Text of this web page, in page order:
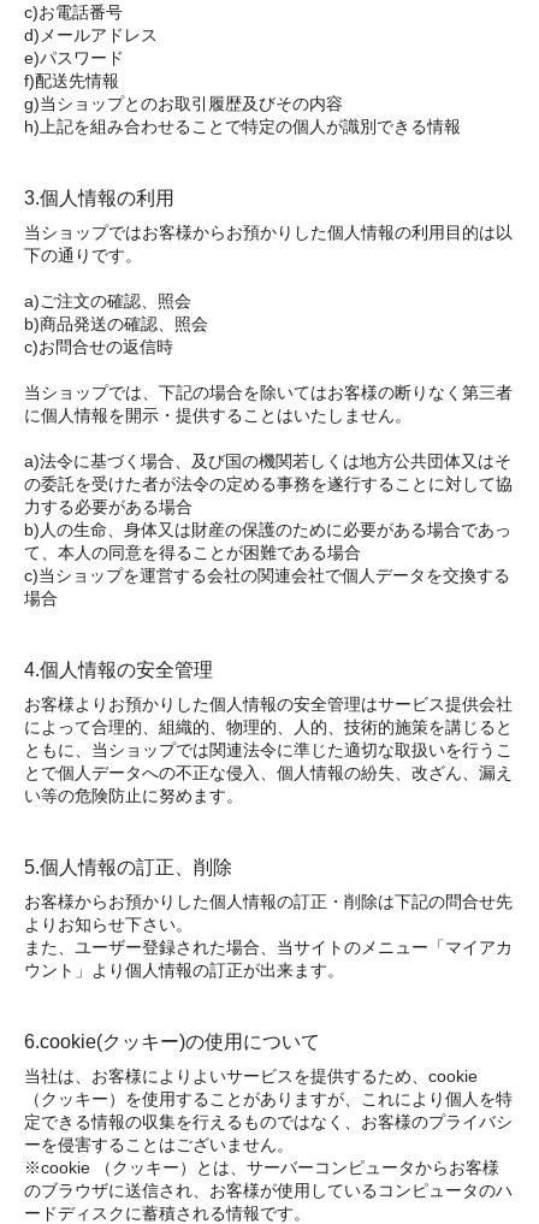
c)お電話番号
d)メールアドレス
e)パスワード
f)配送先情報
g)当ショップとのお取引履歴及びその内容
h)上記を組み合わせることで特定の個人が識別できる情報
3.個人情報の利用
当ショップではお客様からお預かりした個人情報の利用目的は以
下の通りです。
a)ご注文の確認、照会
b)商品発送の確認、照会
c)お問合せの返信時
当ショップでは、下記の場合を除いてはお客様の断りなく第三者
に個人情報を開示・提供することはいたしません。
a)法令に基づく場合、及び国の機関若しくは地方公共団体又はそ
の委託を受けた者が法令の定める事務を遂行することに対して協
力する必要がある場合
b)人の生命、身体又は財産の保護のために必要がある場合であっ
て、本人の同意を得ることが困難である場合
c)当ショップを運営する会社の関連会社で個人データを交換する
場合
4.個人情報の安全管理
お客様よりお預かりした個人情報の安全管理はサービス提供会社
によって合理的、組織的、物理的、人的、技術的施策を講じると
ともに、当ショップでは関連法令に準じた適切な取扱いを行うこ
とで個人データへの不正な侵入、個人情報の紛失、改ざん、漏え
い等の危険防止に努めます。
5.個人情報の訂正、削除
お客様からお預かりした個人情報の訂正・削除は下記の問合せ先
よりお知らせ下さい。
また、ユーザー登録された場合、当サイトのメニュー「マイアカ
ウント」より個人情報の訂正が出来ます。
6.cookie(クッキー)の使用について
当社は、お客様によりよいサービスを提供するため、cookie
（クッキー）を使用することがありますが、これにより個人を特
定できる情報の収集を行えるものではなく、お客様のプライバシ
ーを侵害することはございません。
※cookie （クッキー）とは、サーバーコンピュータからお客様
のブラウザに送信され、お客様が使用しているコンピュータのハ
ードディスクに蓄積される情報です。